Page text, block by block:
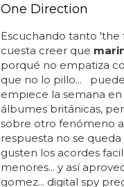
One Direction
Escuchando tanto
cuesta creer que
porqué no empatiza
que no lo pillo...
empiece la semana
álbumes británicas,
sobre otro fenómeno
respuesta no se
gusten los acordes
menores... y así
gomez... digital spy